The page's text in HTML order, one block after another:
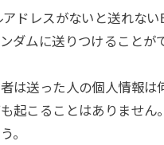
ドレスがないと送れな
ダムに送りつけることが
は送った人の個人情報
起こることはありませ
。